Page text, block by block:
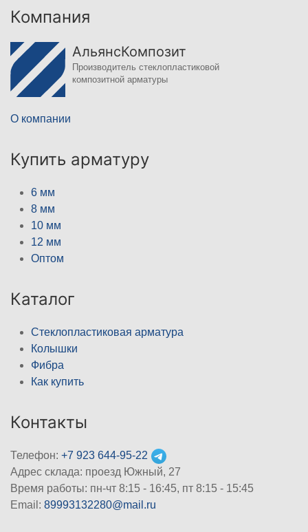
Компания
АльянсКомпозит
Производитель стеклопластиковой
композитной арматуры
О компании
Купить арматуру
6 мм
8 мм
10 мм
12 мм
Оптом
Каталог
Стеклопластиковая арматура
Колышки
Фибра
Как купить
Контакты
Телефон: +7 923 644-95-22
Адрес склада: проезд Южный, 27
Время работы: пн-чт 8:15 - 16:45, пт 8:15 - 15:45
Email: 89993132280@mail.ru